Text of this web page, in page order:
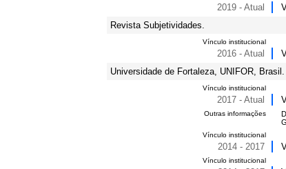
2019 - Atual
Revista Subjetividades.
Vínculo institucional
2016 - Atual
Universidade de Fortaleza, UNIFOR, Brasil.
Vínculo institucional
2017 - Atual
Outras informações
Vínculo institucional
2014 - 2017
Vínculo institucional